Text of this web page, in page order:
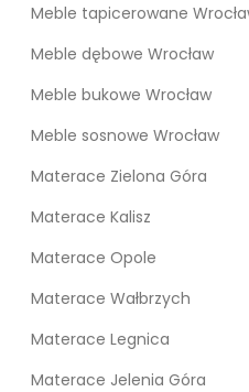
Meble tapicerowane
Meble dębowe Wrocław
Meble bukowe Wrocław
Meble sosnowe Wrocław
Materace Zielona Góra
Materace Kalisz
Materace Opole
Materace Wałbrzych
Materace Legnica
Materace Jelenia Góra